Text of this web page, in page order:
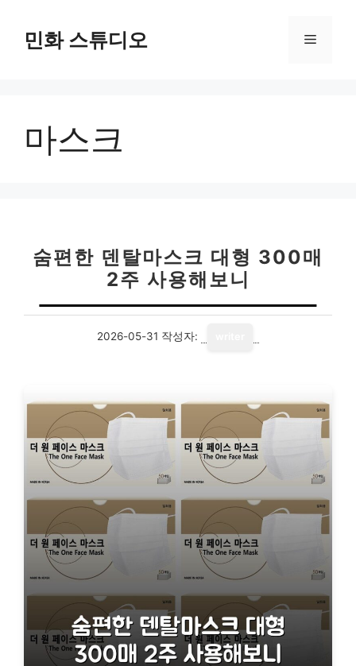
민화 스튜디오 메
마스크
숨편한 덴탈마스크 대형 300매
2주 사용해보니
2026-05-31 작성자: